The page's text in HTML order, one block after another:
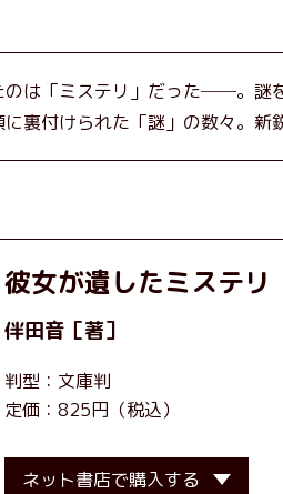
のは「ミステリ」だった──。謎
裏付けられた「謎」の数々。新
彼女が遺したミステリ
伴田音 ［著］
判型：文庫判
定価：825円（税込）
ネット書店で購入する